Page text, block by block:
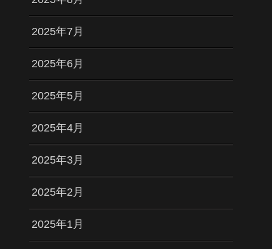
2025年7月
2025年6月
2025年5月
2025年4月
2025年3月
2025年2月
2025年1月